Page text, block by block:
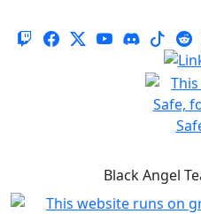
Black Angel